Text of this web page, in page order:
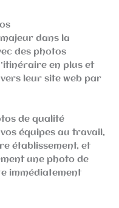
dans la
des photos
en plus et
leur site web par
de qualité
équipes au travail,
établissement, et
une photo de
immédiatement